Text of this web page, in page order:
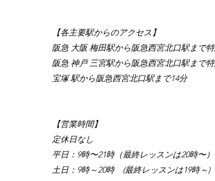
【各主要駅からのアクセス】
阪急 大阪 梅田駅から阪急西宮北口駅まで
阪急 神戸 三宮駅から阪急西宮北口駅まで
宝塚 駅から阪急西宮北口駅まで14分
【営業時間】
定休日なし
平日：9時〜21時（最終レッスンは20時〜）
土日：9時～20時　(最終レッスンは19時～)